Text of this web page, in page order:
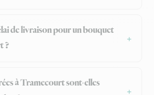
de livraison pour un bouquet
?
à Tramecourt sont-elles